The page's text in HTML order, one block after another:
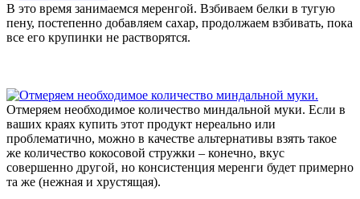
В это время занимаемся меренгой. Взбиваем белки в тугую
пену, постепенно добавляем сахар, продолжаем взбивать, пока
все его крупинки не растворятся.
Отмеряем необходимое количество миндальной муки. Если в
ваших краях купить этот продукт нереально или
проблематично, можно в качестве альтернативы взять такое
же количество кокосовой стружки – конечно, вкус
совершенно другой, но консистенция меренги будет примерно
та же (нежная и хрустящая).